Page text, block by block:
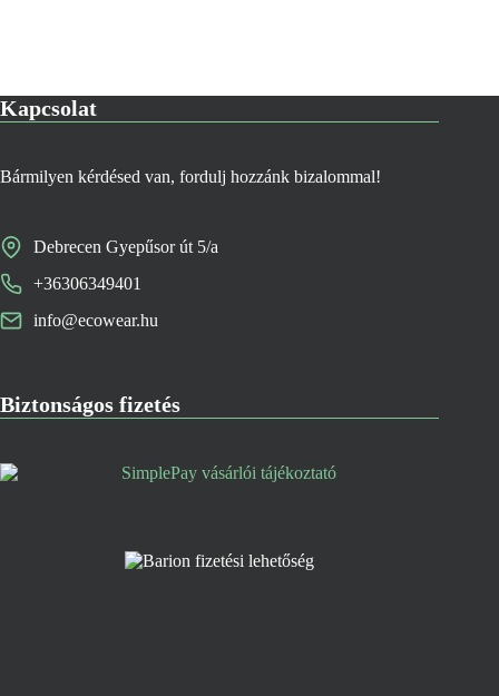
Kapcsolat
Bármilyen kérdésed van, fordulj hozzánk bizalommal!
Debrecen Gyepűsor út 5/a
+36306349401
info@ecowear.hu
Biztonságos fizetés